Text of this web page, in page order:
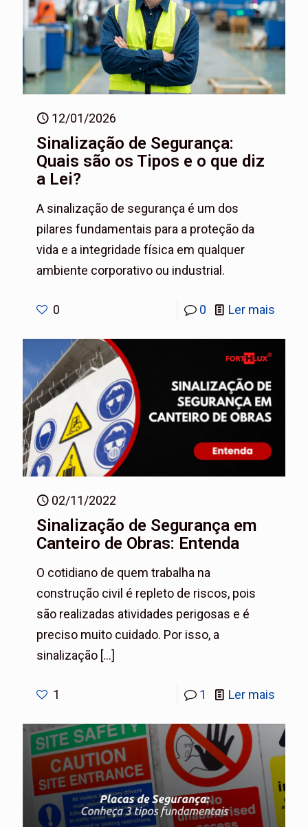
12/01/2026
Sinalização de Segurança:
Quais são os Tipos e o que diz
a Lei?
A sinalização de segurança é um dos
pilares fundamentais para a proteção da
vida e a integridade física em qualquer
ambiente corporativo ou industrial.
0 0 Ler mais
02/11/2022
Sinalização de Segurança em
Canteiro de Obras: Entenda
O cotidiano de quem trabalha na
construção civil é repleto de riscos, pois
são realizadas atividades perigosas e é
preciso muito cuidado. Por isso, a
sinalização […]
1 1 Ler mais